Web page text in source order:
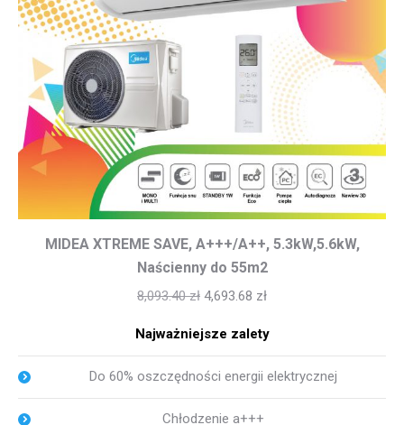
MIDEA XTREME SAVE, A+++/A++, 5.3kW,5.6kW,
Naścienny do 55m2
8,093.40zł 4,693.68 zł
Najważniejsze zalety
Do 60% oszczędności energii elektrycznej
Chłodzenie a+++